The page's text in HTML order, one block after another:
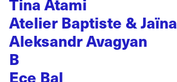
Atelier Baptiste & Jaïna
Aleksandr Avagyan
B
Ece Bal